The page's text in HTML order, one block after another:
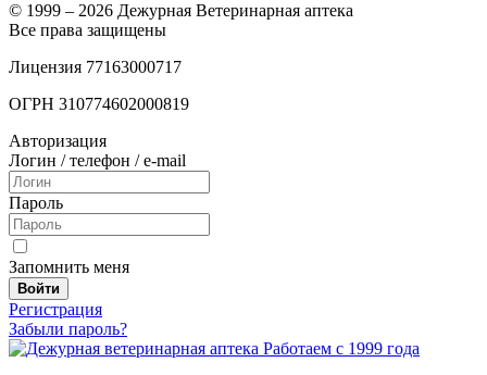
© 1999 – 2026 Дежурная Ветеринарная аптека
Все права защищены
Лицензия 77163000717
ОГРН 310774602000819
Авторизация
Логин / телефон / e-mail
Пароль
Запомнить меня
Войти
Регистрация
Забыли пароль?
Работаем с 1999 года